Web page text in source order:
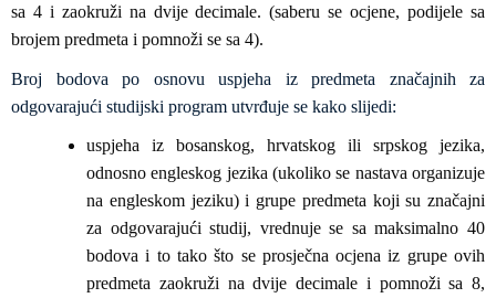
sa 4 i zaokruži na dvije decimale. (saberu se ocjene, podijele sa
brojem predmeta i pomnoži se sa 4).
Broj bodova po osnovu uspjeha iz predmeta značajnih za
odgovarajući studijski program utvrđuje se kako slijedi:
uspjeha iz bosanskog, hrvatskog ili srpskog jezika,
odnosno engleskog jezika (ukoliko se nastava organizuje
na engleskom jeziku) i grupe predmeta koji su značajni
za odgovarajući studij, vrednuje se sa maksimalno 40
bodova i to tako što se prosječna ocjena iz grupe ovih
predmeta zaokruži na dvije decimale i pomnoži sa 8,